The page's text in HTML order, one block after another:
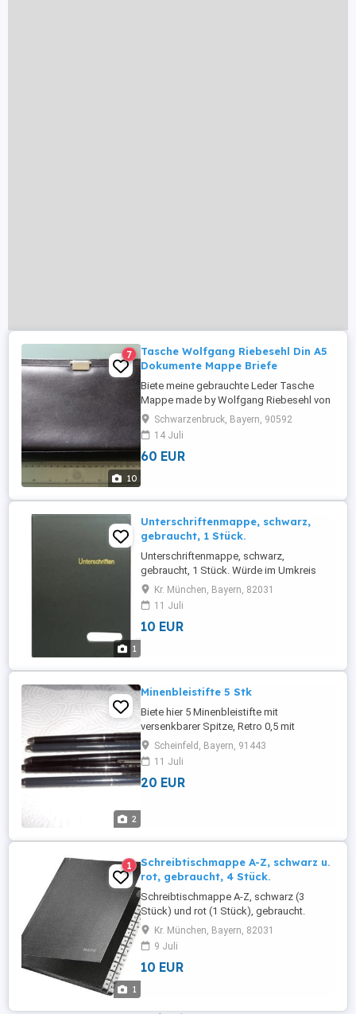
10
7
Tasche Wolfgang Riebesehl Din A5
Dokumente Mappe Briefe
Biete meine gebrauchte Leder Tasche
Mappe made by Wolfgang Riebesehl von
dem Hamburger Designer im Din A5
Format an. Sie hat die Maße 25,5cm x
19cm x 4,5cm. Sie hat einen edlen
Außenverschluss und eine weitere
Tasche mit schönem ...
Schwarzenbruck, Bayern, 90592
14 Juli
60 EUR
1
Unterschriftenmappe, schwarz,
gebraucht, 1 Stück.
Unterschriftenmappe, schwarz,
gebraucht, 1 Stück. Würde im Umkreis
auch kostenlos liefern !!
Kr. München, Bayern, 82031
11 Juli
10 EUR
2
Minenbleistifte 5 Stk
Biete hier 5 Minenbleistifte mit
versenkbarer Spitze, Retro 0,5 mit
Metallkappe darunter ist der Radiergummi
und auffüllbar Stifte können auch
versendet werden. Porto 4,50 mit Hermes.
Keine Scheckzahlung, kein
Scheinfeld, Bayern, 91443
11 Juli
20 EUR
1
1
Schreibtischmappe A-Z, schwarz u.
rot, gebraucht, 4 Stück.
Schreibtischmappe A-Z, schwarz (3
Stück) und rot (1 Stück), gebraucht.
Würde im Umkreis auch kostenlos liefern
!!
Kr. München, Bayern, 82031
9 Juli
10 EUR